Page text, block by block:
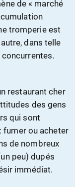
de « marché
tromperie est
dans telle
restaurant cher
des gens
qui sont
fumer ou acheter
de nombreux
peu) dupés
immédiat.